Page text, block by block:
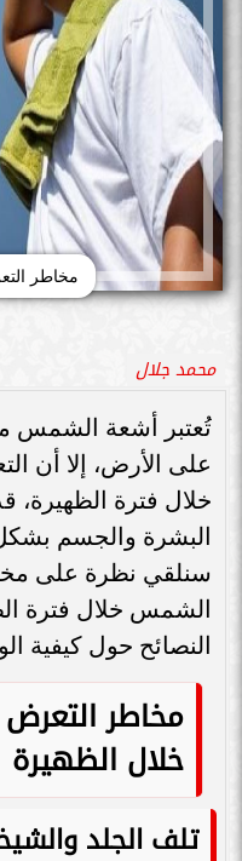
مخاطر
محمد جلال
تُعتبر أشعة الشمس
على الأرض، إلا أن
خلال فترة
البشرة والجسم
سنلقي نظرة على
الشمس خلال فترة
النصائح حول كيفية
مخاطر
خلال الظهيرة
تلف الجلد